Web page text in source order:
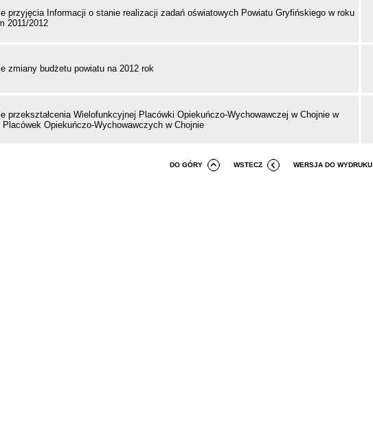
przyjęcia Informacji o stanie realizacji zadań oświatowych Powiatu Gryfińskiego w roku
2011/2012
zmiany budżetu powiatu na 2012 rok
przekształcenia Wielofunkcyjnej Placówki Opiekuńczo-Wychowawczej w Chojnie w
Placówek Opiekuńczo-Wychowawczych w Chojnie
DO GÓRY WSTECZ WERSJA DO WYDRUKU